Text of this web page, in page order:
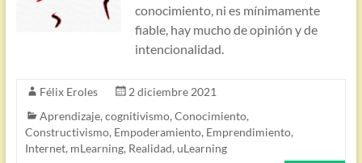
conocimiento, ni es mínimamente
fiable, hay mucho de opinión y de
intencionalidad.
Félix Eroles
2 diciembre 2021
Aprendizaje, cognitivismo, Conocimiento,
Constructivismo, Empoderamiento, Emprendimiento,
Internet, mLearning, Realidad, uLearning